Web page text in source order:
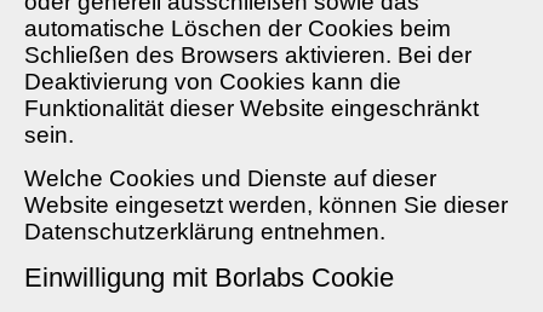
automatische Löschen der Cookies beim
Schließen des Browsers aktivieren. Bei der
Deaktivierung von Cookies kann die
Funktionalität dieser Website eingeschränkt
sein.
Welche Cookies und Dienste auf dieser
Website eingesetzt werden, können Sie dieser
Datenschutzerklärung entnehmen.
Einwilligung mit Borlabs Cookie